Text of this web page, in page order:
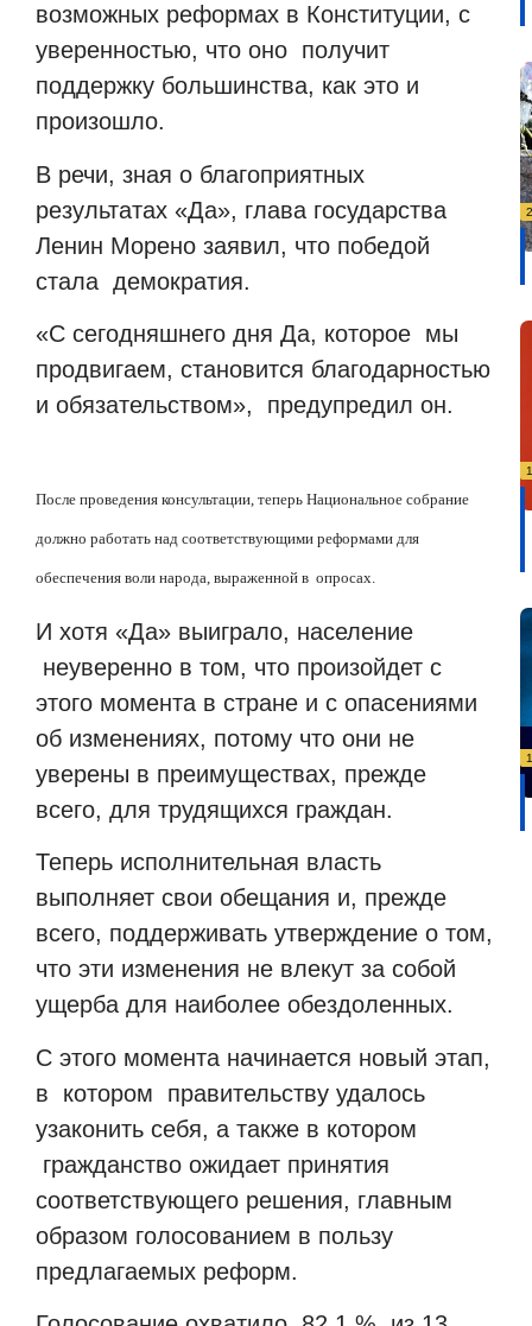
возможных реформах в Конституции, с
уверенностью, что оно получит
поддержку большинства, как это и
произошло.
В речи, зная о благоприятных
результатах «Да», глава государства
Ленин Морено заявил, что победой
стала демократия.
«С сегодняшнего дня Да, которое мы
продвигаем, становится благодарностью
и обязательством»,
предупредил он.
После проведения консультации, теперь Национальное собрание
должно работать над соответствующими реформами для
обеспечения воли народа, выраженной в опросах.
И хотя «Да» выиграло, население
неуверенно в том, что произойдет с
этого момента в стране и с опасениями
об изменениях, потому что они не
уверены в преимуществах, прежде
всего, для трудящихся граждан.
Теперь исполнительная власть
выполняет свои обещания и, прежде
всего, поддерживать утверждение о том,
что эти изменения не влекут за собой
ущерба для наиболее обездоленных.
С этого момента начинается новый этап,
в
котором
правительству удалось
узаконить себя, а также в котором
гражданство ожидает принятия
соответствующего решения, главным
образом голосованием в пользу
предлагаемых реформ.